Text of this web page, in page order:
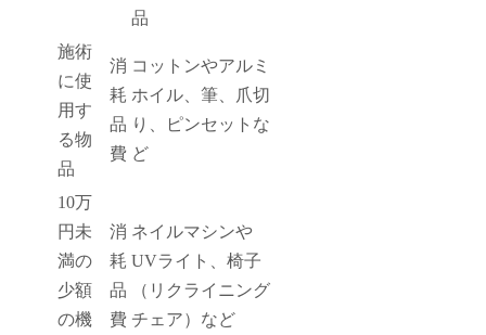
品
施術
に使
用す
る物
品
消
耗
品
費
コットンやアルミ
ホイル、筆、爪切
り、ピンセットな
ど
10万
円未
満の
少額
の機
消
耗
品
費
ネイルマシンや
UVライト、椅子
（リクライニング
チェア）など